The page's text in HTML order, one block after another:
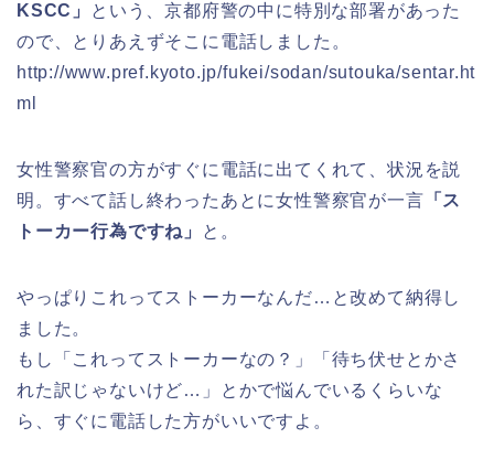
KSCC」
という、京都府警の中に特別な部署があった
ので、とりあえずそこに電話しました。
http://www.pref.kyoto.jp/fukei/sodan/sutouka/sentar.ht
ml
女性警察官の方がすぐに電話に出てくれて、状況を説
明。すべて話し終わったあとに女性警察官が一言 「ス
トーカー行為ですね」
と。
やっぱりこれってストーカーなんだ…と改めて納得し
ました。
もし「これってストーカーなの？」「待ち伏せとかさ
れた訳じゃないけど…」とかで悩んでいるくらいな
ら、すぐに電話した方がいいですよ。